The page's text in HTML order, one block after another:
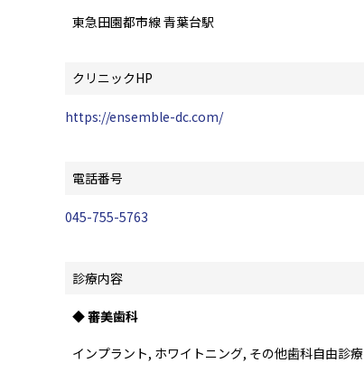
東急田園都市線 青葉台駅
クリニックHP
https://ensemble-dc.com/
電話番号
045-755-5763
診療内容
◆ 審美歯科
インプラント, ホワイトニング, その他歯科自由診療